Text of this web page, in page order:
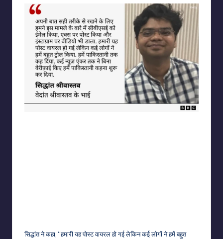
सिद्धांत ने कहा, “हमारी यह पोस्ट वायरल हो गई लेकिन कई लोगों ने हमें बहुत